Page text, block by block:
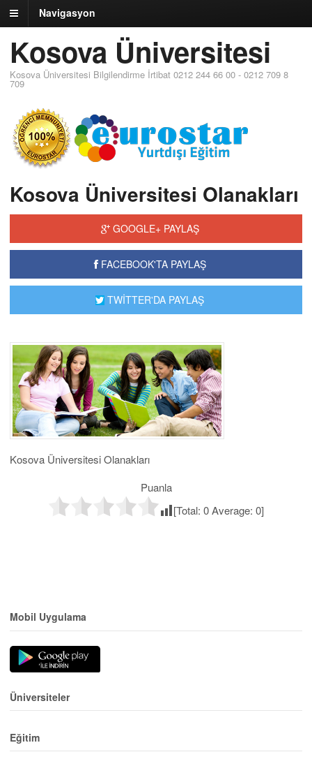
Navigasyon
Kosova Üniversitesi
Kosova Üniversitesi Bilgilendirme İrtibat 0212 244 66 00 - 0212 709 8
709
Kosova Üniversitesi Olanakları
GOOGLE+ PAYLAŞ
FACEBOOK'TA PAYLAŞ
TWİTTER'DA PAYLAŞ
Kosova Üniversitesi Olanakları
Puanla
[Total: 0Average: 0]
Mobil Uygulama
Üniversiteler
Eğitim